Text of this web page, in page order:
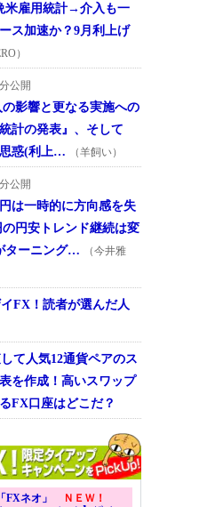
米雇用統計→介入も一
ス加速か？9月利上げ
）
公開
影響と更なる実施への
計の発表』、そして
思惑(利上…
（羊飼い）
公開
は一時的に方向感を失
円安トレンド継続は変
ターニング…
（今井雅
イFX！読者が選んだ人
て人気12通貨ペアのス
を作成！高いスワップ
FX口座はどこだ？
FXネオ」
ＮＥＷ！